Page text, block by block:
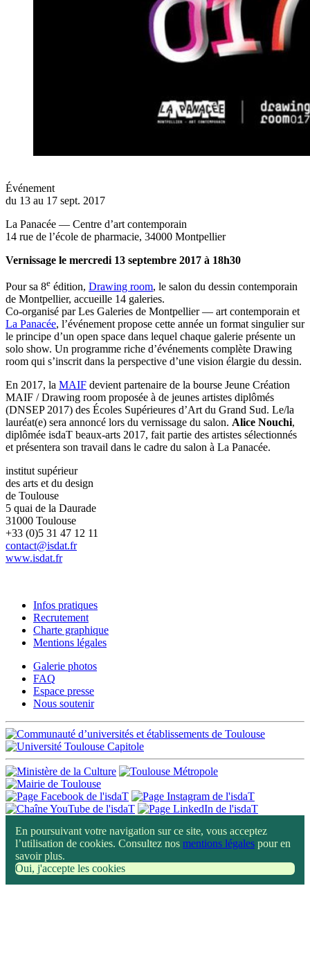
Événement
du 13 au 17 sept. 2017
La Panacée — Centre d’art contemporain
14 rue de l’école de pharmacie, 34000 Montpellier
Vernissage le mercredi 13 septembre 2017 à 18h30
Pour sa 8e édition, Drawing room, le salon du dessin contemporain
de Montpellier, accueille 14 galeries.
Co-organisé par Les Galeries de Montpellier — art contemporain et
La Panacée, l’événement propose cette année un format singulier sur
le principe d’un open space dans lequel chaque galerie présente un
solo show. Un programme riche d’événements complète Drawing
room qui s’inscrit dans la perspective d’une vision élargie du dessin.
En 2017, la MAIF devient partenaire de la bourse Jeune Création
MAIF / Drawing room proposée à de jeunes artistes diplômés
(DNSEP 2017) des Écoles Supérieures d’Art du Grand Sud. Le/la
lauréat(e) sera annoncé lors du vernissage du salon. Alice Nouchi,
diplômée isdaT beaux-arts 2017, fait partie des artistes sélectionnés
et présentera son travail dans le cadre du salon à La Panacée.
institut supérieur
des arts et du design
de Toulouse
5 quai de la Daurade
31000 Toulouse
+33 (0)5 31 47 12 11
contact@isdat.fr
www.isdat.fr
Infos pratiques
Recrutement
Charte graphique
Mentions légales
Galerie photos
FAQ
Espace presse
Nous soutenir
En poursuivant votre navigation sur ce site, vous acceptez
l’utilisation de cookies. Consultez nos mentions légales pour en
savoir plus.
Oui, j'accepte les cookies